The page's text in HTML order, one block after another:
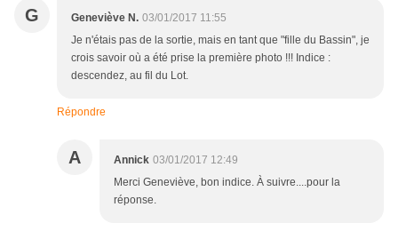
G Geneviève N. 03/01/2017 11:55
Je n'étais pas de la sortie, mais en tant que "fille du Bassin", je
crois savoir où a été prise la première photo !!! Indice :
descendez, au fil du Lot.
Répondre
A Annick 03/01/2017 12:49
Merci Geneviève, bon indice. À suivre....pour la
réponse.